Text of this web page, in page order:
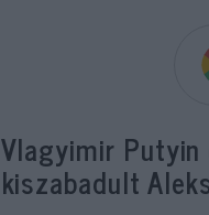
Vlagyimir
kiszabadult